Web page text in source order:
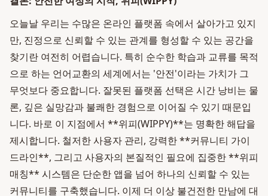
오늘날 우리는 수많은 온라인 플랫폼 속에서 살아가고 있지
만, 진정으로 신뢰할 수 있는 관계를 형성할 수 있는 공간을
찾기란 여전히 어렵습니다. 특히 순수한 학습과 교류를 목적
으로 하는 언어교환의 세계에서는 '안전'이라는 가치가 그
무엇보다 중요합니다. 잘못된 플랫폼 선택은 시간 낭비는 물
론, 깊은 실망감과 불쾌한 경험으로 이어질 수 있기 때문입
니다. 바로 이 지점에서 **위피(WIPPY)**는 명확한 해답을
제시합니다. 철저한 사용자 관리, 강력한 **커뮤니티 가이
드라인**, 그리고 사용자의 본질적인 필요에 집중한 **위피
매칭** 시스템은 단순한 앱을 넘어 하나의 신뢰할 수 있는
커뮤니티를 구축했습니다. 이제 더 이상 불건전한 만남에 대